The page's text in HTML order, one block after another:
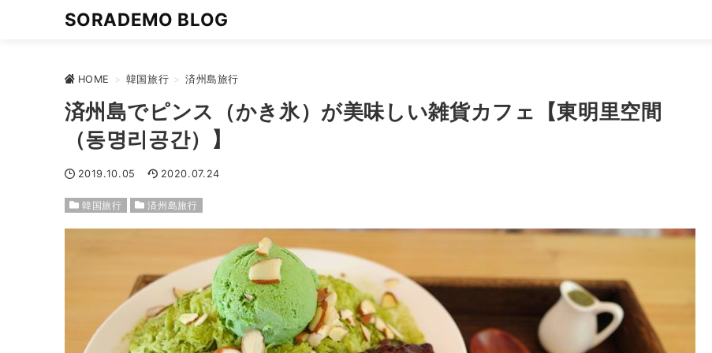
SORADEMO BLOG
HOME > 韓国旅行 > 済州島旅行
済州島でピンス（かき氷）が美味しい雑貨カフェ【東明里空間
（동명리공간）】
2019.10.05 2020.07.24
韓国旅行 済州島旅行